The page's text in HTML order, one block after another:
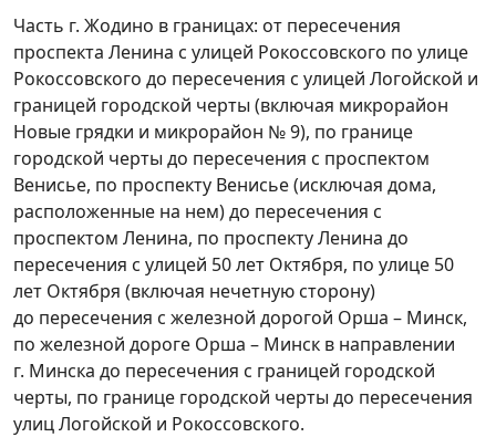
Часть г. Жодино в границах: от пересечения
проспекта Ленина с улицей Рокоссовского по улице
Рокоссовского до пересечения с улицей Логойской и
границей городской черты (включая микрорайон
Новые грядки и микрорайон № 9), по границе
городской черты до пересечения с проспектом
Венисье, по проспекту Венисье (исключая дома,
расположенные на нем) до пересечения с
проспектом Ленина, по проспекту Ленина до
пересечения с улицей 50 лет Октября, по улице 50
лет Октября (включая нечетную сторону)
до пересечения с железной дорогой Орша – Минск,
по железной дороге Орша – Минск в направлении
г. Минска до пересечения с границей городской
черты, по границе городской черты до пересечения
улиц Логойской и Рокоссовского.